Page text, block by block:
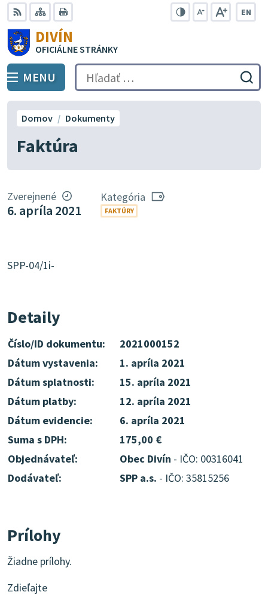
Preskočiť
na
obsah
RSS Mapa
EN
DIVÍN
OFICIÁLNE STRÁNKY
PREPNÚŤ
MENU Hľadať:
Faktúra
Domov Dokumenty
Zverejnené
6. apríla 2021
Kategória
FAKTÚRY
SPP-04/1i-
Detaily
Číslo/ID dokumentu:
2021000152
Dátum vystavenia:
1. apríla 2021
Dátum splatnosti:
15. apríla 2021
Dátum platby:
12. apríla 2021
Dátum evidencie:
6. apríla 2021
Suma s DPH:
175,00 €
Objednávateľ:
Obec Divín - IČO: 00316041
Dodávateľ:
SPP a.s. - IČO: 35815256
Prílohy
Žiadne prílohy.
Zdieľajte